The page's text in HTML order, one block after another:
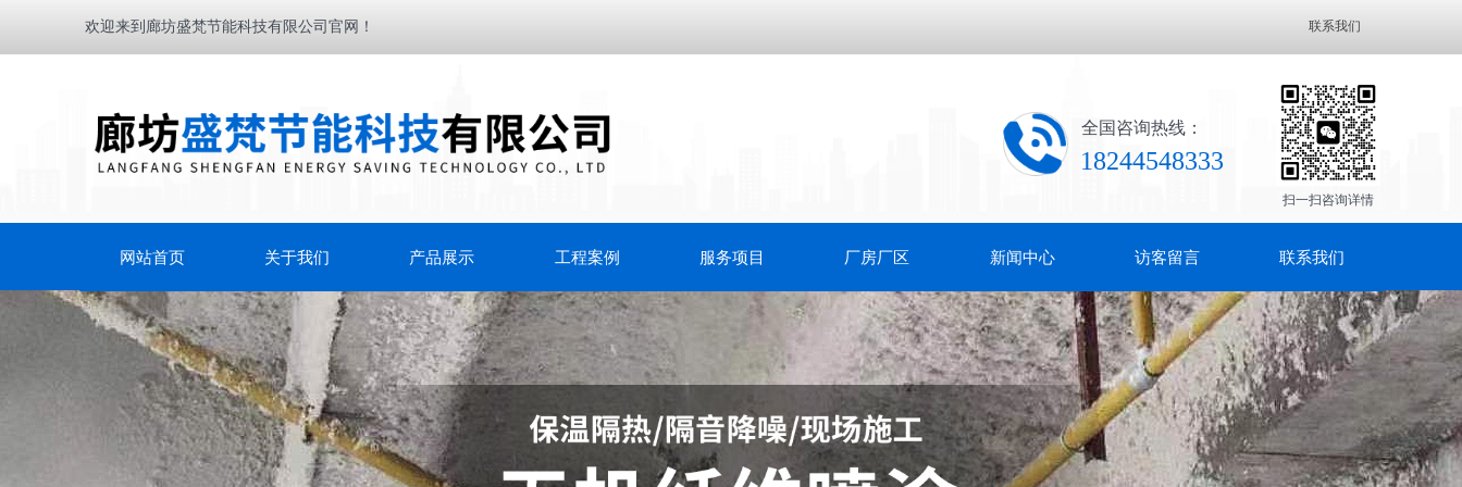
全国咨询热线：
18244548333
扫一扫咨询详情
网站首页 关于我们 产品展示 工程案例 服务项目 厂房厂区 新闻中心 访客留言 联系我们
欢迎来到廊坊盛梵节能科技有限公司官网！ 联系我们